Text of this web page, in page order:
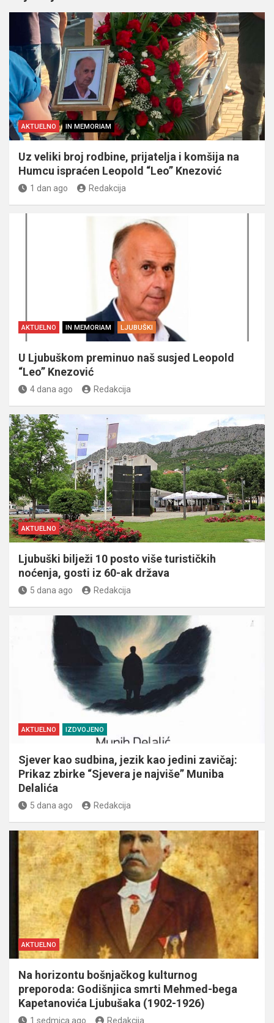
AKTUELNO IN MEMORIAM
Uz veliki broj rodbine, prijatelja i komšija na
Humcu ispraćen Leopold “Leo” Knezović
1 dan ago Redakcija
AKTUELNO IN MEMORIAM LJUBUŠKI
U Ljubuškom preminuo naš susjed Leopold
“Leo” Knezović
4 dana ago Redakcija
AKTUELNO
Ljubuški bilježi 10 posto više turističkih
noćenja, gosti iz 60-ak država
5 dana ago Redakcija
AKTUELNO IZDVOJENO
Sjever kao sudbina, jezik kao jedini zavičaj:
Prikaz zbirke “Sjevera je najviše” Muniba
Delalića
5 dana ago Redakcija
AKTUELNO
Na horizontu bošnjačkog kulturnog
preporoda: Godišnjica smrti Mehmed-bega
Kapetanovića Ljubušaka (1902-1926)
1 sedmica ago Redakcija